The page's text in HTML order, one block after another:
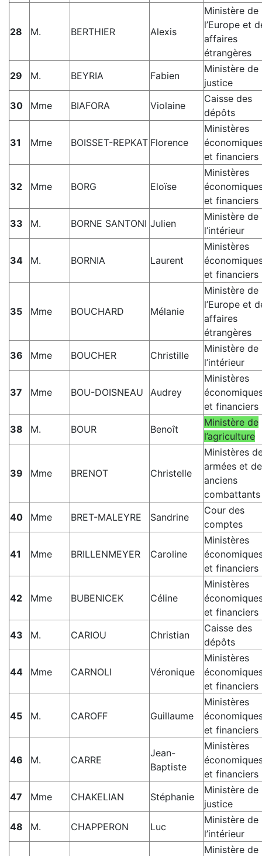
28 M. BERTHIER Alexis
Ministère de
l’Europe et
affaires
étrangères
29
M. BEYRIA Fabien
Ministère de
justice
30
Mme BIAFORA Violaine
Caisse des
dépôts
31 Mme BOISSET-REPKAT Florence
Ministères
et financiers
32 Mme BORG Eloïse
Ministères
et financiers
33
M. BORNE SANTONI Julien
Ministère de
l’intérieur
34 M. BORNIA Laurent
Ministères
et financiers
35 Mme BOUCHARD Mélanie
Ministère de
l’Europe et
affaires
étrangères
36
Mme BOUCHER Christille
Ministère de
l’intérieur
37 Mme BOU-DOISNEAU Audrey
Ministères
et financiers
38
M. BOUR Benoît
Ministère de
l’agriculture
39 Mme BRENOT Christelle
Ministères
armées et
anciens
combattants
40
Mme BRET-MALEYRE Sandrine
Cour des
comptes
41 Mme BRILLENMEYER Caroline
Ministères
et financiers
42 Mme BUBENICEK Céline
Ministères
et financiers
43
M. CARIOU Christian
Caisse des
dépôts
44 Mme CARNOLI Véronique
Ministères
et financiers
45 M. CAROFF Guillaume
Ministères
et financiers
46 M. CARRE
Jean-
Baptiste
Ministères
et financiers
47
Mme CHAKELIAN Stéphanie
Ministère de
justice
48
M. CHAPPERON Luc
Ministère de
l’intérieur
Ministère de